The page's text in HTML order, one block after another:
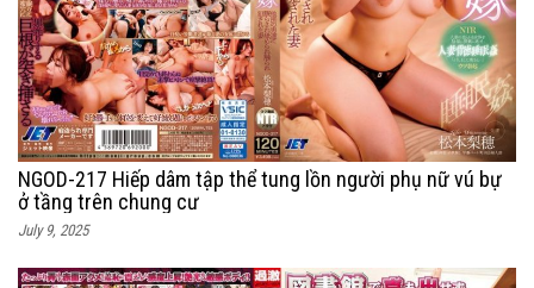
NGOD-217 Hiếp dâm tập thể tung lồn người phụ nữ vú bự
ở tầng trên chung cư
July 9, 2025